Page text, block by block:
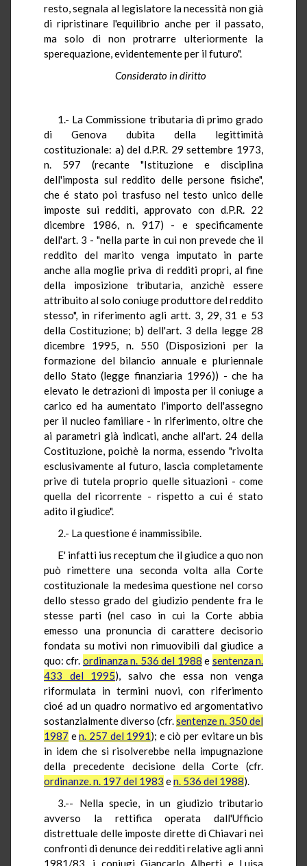
resto, segnala al legislatore la necessità non già
di ripristinare l'equilibrio anche per il passato,
ma solo di non protrarre ulteriormente la
sperequazione, evidentemente per il futuro".
Considerato in diritto
1.- La Commissione tributaria di primo grado
di Genova dubita della legittimità
costituzionale: a) del d.P.R. 29 settembre 1973,
n. 597 (recante "Istituzione e disciplina
dell'imposta sul reddito delle persone fisiche",
che é stato poi trasfuso nel testo unico delle
imposte sui redditi, approvato con d.P.R. 22
dicembre 1986, n. 917) - e specificamente
dell'art. 3 - "nella parte in cui non prevede che il
reddito del marito venga imputato in parte
anche alla moglie priva di redditi propri, al fine
della imposizione tributaria, anzichè essere
attribuito al solo coniuge produttore del reddito
stesso", in riferimento agli artt. 3, 29, 31 e 53
della Costituzione; b) dell'art. 3 della legge 28
dicembre 1995, n. 550 (Disposizioni per la
formazione del bilancio annuale e pluriennale
dello Stato (legge finanziaria 1996)) - che ha
elevato le detrazioni di imposta per il coniuge a
carico ed ha aumentato l'importo dell'assegno
per il nucleo familiare - in riferimento, oltre che
ai parametri già indicati, anche all'art. 24 della
Costituzione, poichè la norma, essendo "rivolta
esclusivamente al futuro, lascia completamente
prive di tutela proprio quelle situazioni - come
quella del ricorrente - rispetto a cui é stato
adito il giudice".
2.- La questione é inammissibile.
E' infatti ius receptum che il giudice a quo non
può rimettere una seconda volta alla Corte
costituzionale la medesima questione nel corso
dello stesso grado del giudizio pendente fra le
stesse parti (nel caso in cui la Corte abbia
emesso una pronuncia di carattere decisorio
fondata su motivi non rimuovibili dal giudice a
quo: cfr. ordinanza n. 536 del 1988 e sentenza n.
433 del 1995), salvo che essa non venga
riformulata in termini nuovi, con riferimento
cioé ad un quadro normativo ed argomentativo
sostanzialmente diverso (cfr.sentenze n. 350 del
1987 en. 257 del 1991); e ciò per evitare un bis
in idem che si risolverebbe nella impugnazione
della precedente decisione della Corte (cfr.
ordinanze. n. 197 del 1983 en. 536 del 1988).
3.-- Nella specie, in un giudizio tributario
avverso la rettifica operata dall'Ufficio
distrettuale delle imposte dirette di Chiavari nei
confronti di denunce dei redditi relative agli anni
1981/83, i coniugi Giancarlo Alberti e Luisa